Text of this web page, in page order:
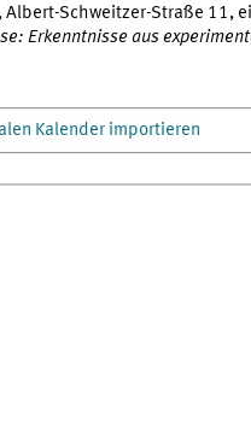
Albert-Schweitzer-Straße 11,
Erkenntnisse aus
Kalender importieren